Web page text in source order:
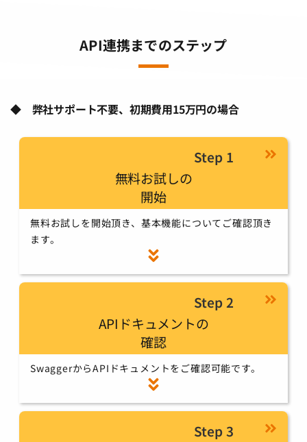
API連携までのステップ
◆ 弊社サポート不要、初期費用15万円の場合
Step 1
無料お試しの
開始
無料お試しを開始頂き、基本機能についてご確認頂き
ます。
Step 2
APIドキュメントの
確認
SwaggerからAPIドキュメントをご確認可能です。
Step 3